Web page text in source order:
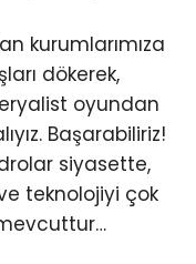
kurumlarımıza
dökerek,
oyundan
Başarabiliriz!
siyasette,
teknolojiyi çok